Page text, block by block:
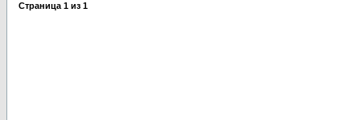
Страница 1 из 1